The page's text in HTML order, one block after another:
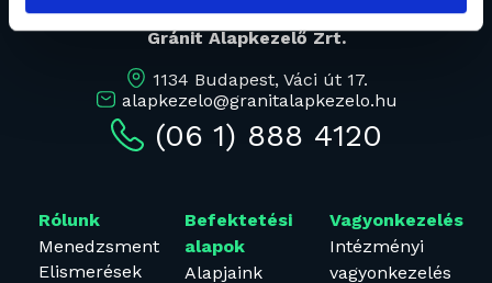
Gránit Alapkezelő Zrt.
1134 Budapest, Váci út 17.
alapkezelo@granitalapkezelo.hu
(06 1) 888 4120
Rólunk
Menedzsment
Elismerések
Befektetési
alapok
Alapjaink
Vagyonkezelés
Intézményi
vagyonkezelés